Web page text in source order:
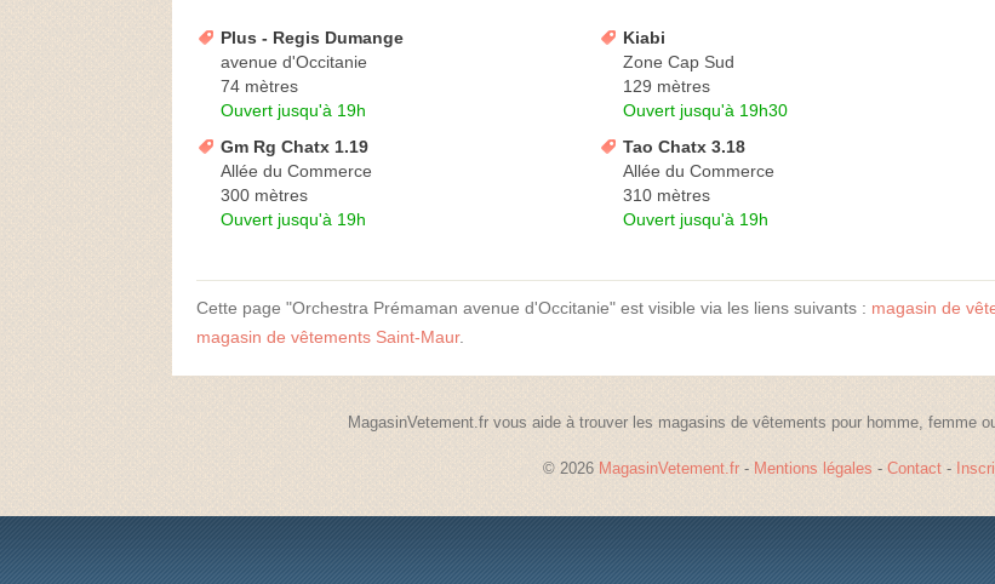
Plus - Regis Dumange
avenue d'Occitanie
74 mètres
Ouvert jusqu'à 19h
Kiabi
Zone Cap Sud
129 mètres
Ouvert jusqu'à 19h30
Gm Rg Chatx 1.19
Allée du Commerce
300 mètres
Ouvert jusqu'à 19h
Tao Chatx 3.18
Allée du Commerce
310 mètres
Ouvert jusqu'à 19h
Cette page "Orchestra Prémaman avenue d'Occitanie" est visible via les liens suivants : magasin de
magasin de vêtements Saint-Maur.
MagasinVetement.fr vous aide à trouver les magasins de vêtements pour homme, femme
© 2026 MagasinVetement.fr - Mentions légales - Contact -